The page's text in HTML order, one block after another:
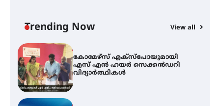
Trending Now View all
സർഗ്ഗസാഹിതി- കവിതാസംഗമം
2026 കവിതാ ചർച്ച കാട്ടൂർ, ടി. കെ.
ബാലൻ ഹാളിൽ 16ന്